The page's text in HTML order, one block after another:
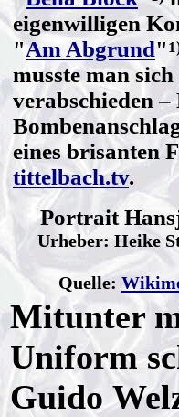
eigenwilligen
"Am Abgrund"
musste man
verabschieden
eines brisanten
tittelbach.tv.
Portrait
Urheber: Heike
Quelle:
Mitunter
Uniform
Guido